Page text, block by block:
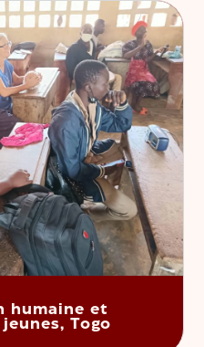
humaine et
Togo